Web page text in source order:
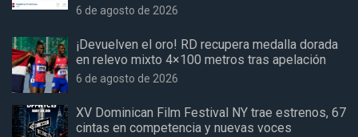
6 de agosto de 2026
¡Devuelven el oro! RD recupera medalla dorada
en relevo mixto 4×100 metros tras apelación
6 de agosto de 2026
XV Dominican Film Festival NY trae estrenos, 67
cintas en competencia y nuevas voces